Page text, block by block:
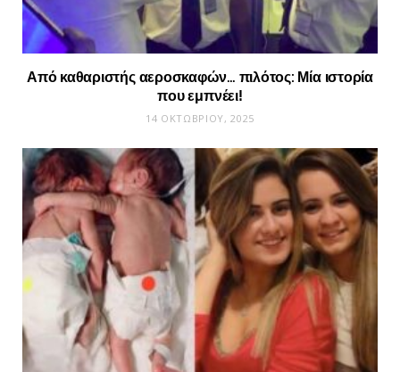
Από καθαριστής αεροσκαφών… πιλότος: Μία ιστορία
που εμπνέει!
14 ΟΚΤΩΒΡΊΟΥ, 2025